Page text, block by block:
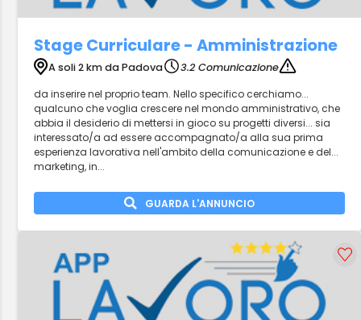
Stage Curriculare - Amministrazione
A soli 2 km da Padova
3.2 Comunicazione
da inserire nel proprio team. Nello specifico cerchiamo...
qualcuno che voglia crescere nel mondo amministrativo, che
abbia il desiderio di mettersi in gioco su progetti diversi... sia
interessato/a ad essere accompagnato/a alla sua prima
esperienza lavorativa nell'ambito della comunicazione e del...
marketing, in...
GUARDA L'ANNUNCIO